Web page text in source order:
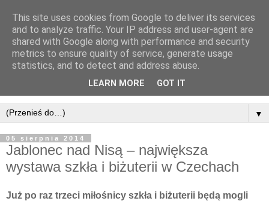
▼
05 sierpnia 2014
Jablonec nad Nisą – największa
wystawa szkła i biżuterii w Czechach
Już po raz trzeci miłośnicy szkła i biżuterii będą mogli
This site uses cookies from Google to deliver its services
and to analyze traffic. Your IP address and user-agent are
shared with Google along with performance and security
metrics to ensure quality of service, generate usage
statistics, and to detect and address abuse.
LEARN MORE GOT IT